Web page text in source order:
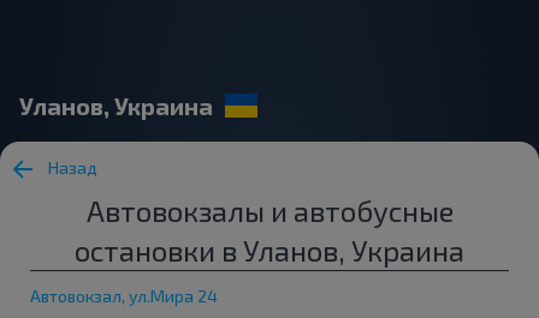
Уланов, Украина
Назад
Автовокзалы и автобусные
остановки в Уланов, Украина
Автовокзал, ул.Мира 24